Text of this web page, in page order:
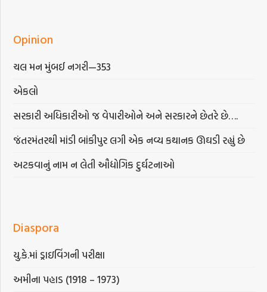
Opinion
ચલ મન મુંબઈ નગરી—353
એકલો
સરકારી અધિકારીઓ જ વેપારીઓને અને સરકારને છેતરે છે….
જંતરમંતરથી માંડી બાંકીપુર લગી એક નવ્ય કથાનક ઊઘડી રહ્યું છે
અટકવાનું નામ ન લેતી ઔદ્યોગિક દુર્ઘટનાઓ
Diaspora
યુ.કે.માં ડ્રાઇવિંગની પરીક્ષા
અમીના પહાડ (1918 – 1973)